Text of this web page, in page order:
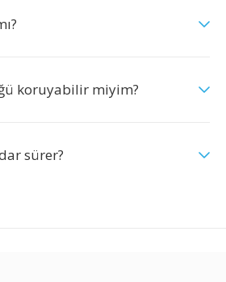
koruyabilir miyim?
sürer?